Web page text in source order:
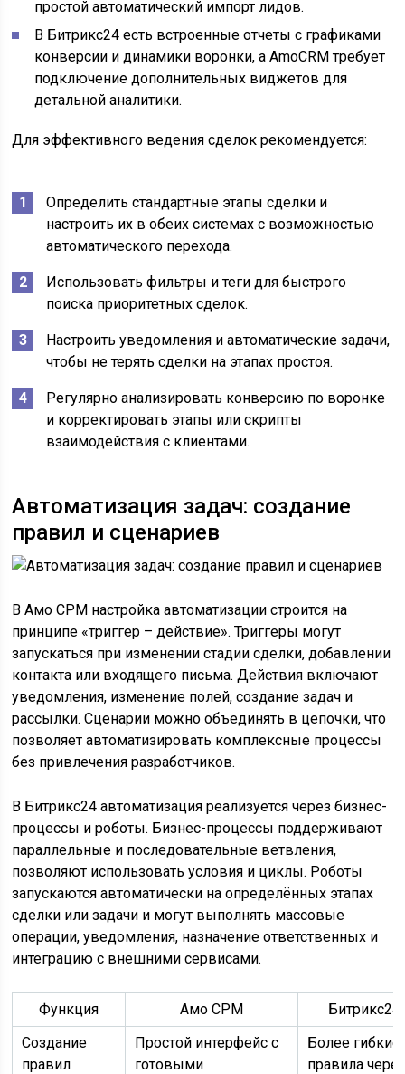
простой автоматический импорт лидов.
В Битрикс24 есть встроенные отчеты с графиками
конверсии и динамики воронки, а AmoCRM требует
подключение дополнительных виджетов для
детальной аналитики.
Для эффективного ведения сделок рекомендуется:
Определить стандартные этапы сделки и
настроить их в обеих системах с возможностью
автоматического перехода.
Использовать фильтры и теги для быстрого
поиска приоритетных сделок.
Настроить уведомления и автоматические задачи,
чтобы не терять сделки на этапах простоя.
Регулярно анализировать конверсию по воронке
и корректировать этапы или скрипты
взаимодействия с клиентами.
Автоматизация задач: создание
правил и сценариев
В Амо СРМ настройка автоматизации строится на
принципе «триггер – действие». Триггеры могут
запускаться при изменении стадии сделки, добавлении
контакта или входящего письма. Действия включают
уведомления, изменение полей, создание задач и
рассылки. Сценарии можно объединять в цепочки, что
позволяет автоматизировать комплексные процессы
без привлечения разработчиков.
В Битрикс24 автоматизация реализуется через бизнес-
процессы и роботы. Бизнес-процессы поддерживают
параллельные и последовательные ветвления,
позволяют использовать условия и циклы. Роботы
запускаются автоматически на определённых этапах
сделки или задачи и могут выполнять массовые
операции, уведомления, назначение ответственных и
интеграцию с внешними сервисами.
Функция Амо СРМ
Битрикс24
Создание
правил
Простой интерфейс с
готовыми
Более гибкие
правила